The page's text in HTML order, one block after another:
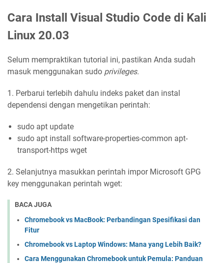
Cara Install Visual Studio Code di Kali
Linux 20.03
Selum mempraktikan tutorial ini, pastikan Anda sudah
masuk menggunakan sudo privileges.
1. Perbarui terlebih dahulu indeks paket dan instal
dependensi dengan mengetikan perintah:
sudo apt update
sudo apt install software-properties-common apt-
transport-https wget
2. Selanjutnya masukkan perintah impor Microsoft GPG
key menggunakan perintah wget:
BACA JUGA
Chromebook vs MacBook: Perbandingan Spesifikasi dan
Fitur
Chromebook vs Laptop Windows: Mana yang Lebih Baik?
Cara Menggunakan Chromebook untuk Pemula: Panduan